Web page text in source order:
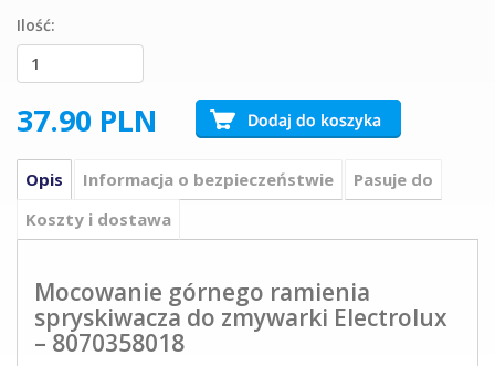
Ilość:
37.90 PLN
Opis Informacja o bezpieczeństwie
Pasuje do
Koszty i dostawa
Mocowanie górnego ramienia
spryskiwacza do zmywarki Electrolux
– 8070358018